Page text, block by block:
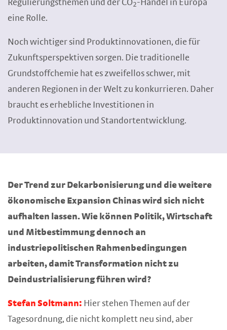
Regulierungsthemen und der CO2-Handel in Europa
eine Rolle.
Noch wichtiger sind Produktinnovationen, die für
Zukunftsperspektiven sorgen. Die traditionelle
Grundstoffchemie hat es zweifellos schwer, mit
anderen Regionen in der Welt zu konkurrieren. Daher
braucht es erhebliche Investitionen in
Produktinnovation und Standortentwicklung.
Der Trend zur Dekarbonisierung und die weitere
ökonomische Expansion Chinas wird sich nicht
aufhalten lassen. Wie können Politik, Wirtschaft
und Mitbestimmung dennoch an
industriepolitischen Rahmenbedingungen
arbeiten, damit Transformation nicht zu
Deindustrialisierung führen wird?
Stefan Soltmann: Hier stehen Themen auf der
Tagesordnung, die nicht komplett neu sind, aber